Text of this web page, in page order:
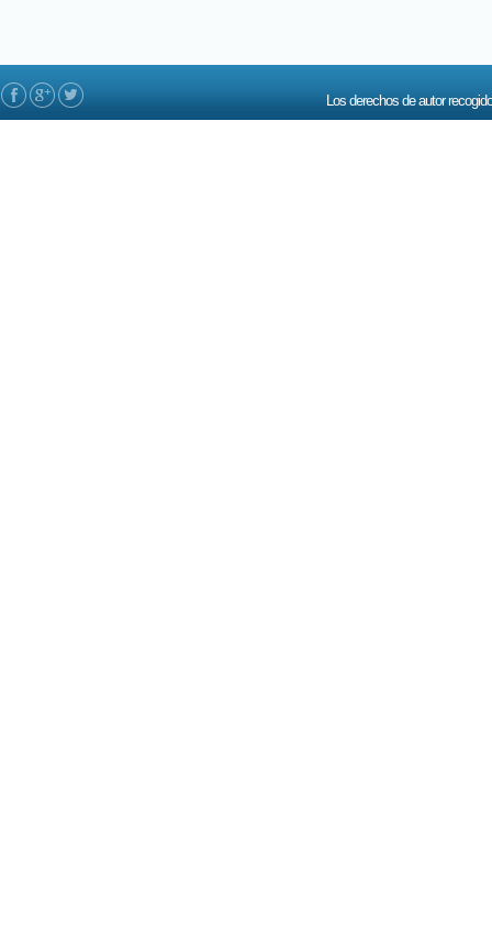
Los derechos de autor